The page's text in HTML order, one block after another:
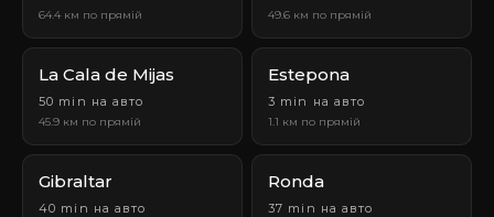
64.4 км по прямій 49.6 км по прямій
La Cala de Mijas
50 min на авто
45.9 км по прямій
Estepona
3 min на авто
1.1 км по прямій
Gibraltar
40 min на авто
Ronda
37 min на авто